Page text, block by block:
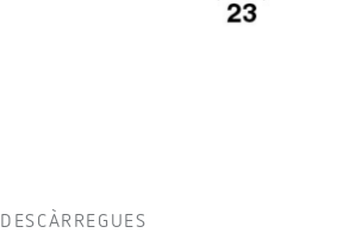
DESCÀRREGUES